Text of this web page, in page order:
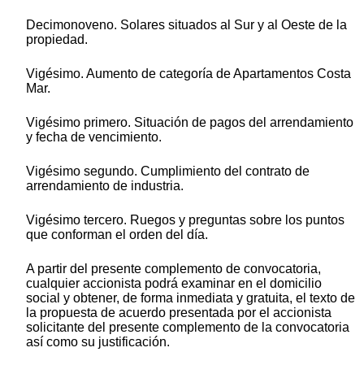
Decimonoveno. Solares situados al Sur y al Oeste de la
propiedad.
Vigésimo. Aumento de categoría de Apartamentos Costa
Mar.
Vigésimo primero. Situación de pagos del arrendamiento
y fecha de vencimiento.
Vigésimo segundo. Cumplimiento del contrato de
arrendamiento de industria.
Vigésimo tercero. Ruegos y preguntas sobre los puntos
que conforman el orden del día.
A partir del presente complemento de convocatoria,
cualquier accionista podrá examinar en el domicilio
social y obtener, de forma inmediata y gratuita, el texto de
la propuesta de acuerdo presentada por el accionista
solicitante del presente complemento de la convocatoria
así como su justificación.